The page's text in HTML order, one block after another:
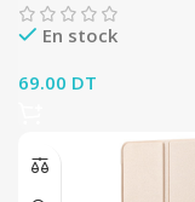
En stock
69.00 DT